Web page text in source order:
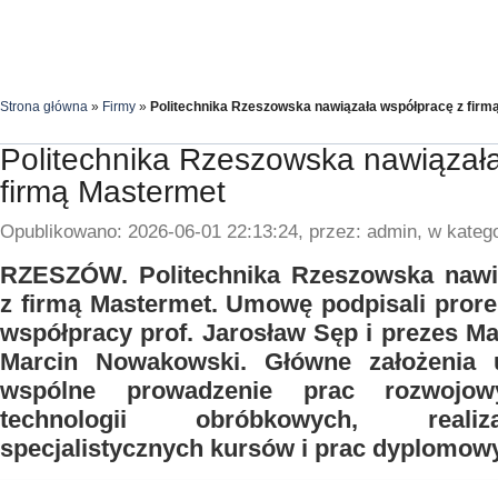
Strona główna » Firmy » Politechnika Rzeszowska nawiązała współpracę z
Politechnika Rzeszowska
firmą Mastermet
Opublikowano: 2026-06-01 22:13:24, przez: admin, w
RZESZÓW. Politechnika Rzeszowska
z firmą Mastermet. Umowę podpisali
współpracy prof. Jarosław Sęp i prezes
Marcin Nowakowski. Główne
wspólne prowadzenie prac
technologii obróbkowych,
specjalistycznych kursów i prac